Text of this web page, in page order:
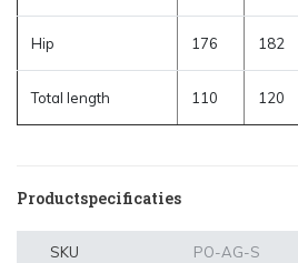
Hip 176 182
Total length 110 120
Productspecificaties
SKU PO-AG-S